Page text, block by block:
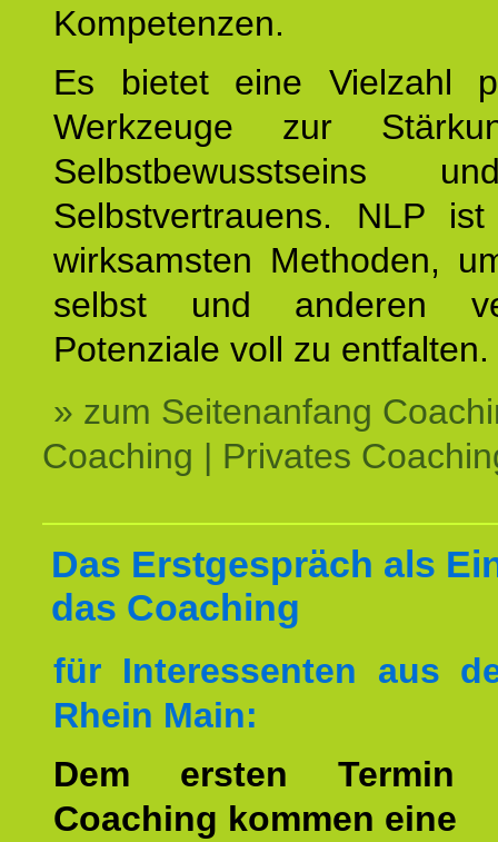
Kompetenzen.
Es bietet eine Vielzahl
Werkzeuge zur
Selbstbewusstseins
Selbstvertrauens. NLP
wirksamsten Methoden,
selbst und anderen
Potenziale voll zu entfalten.
» zum Seitenanfang
Coaching | Privates
Das Erstgespräch als
das Coaching
für Interessenten aus
Rhein Main:
Dem ersten
Coaching kommen eine